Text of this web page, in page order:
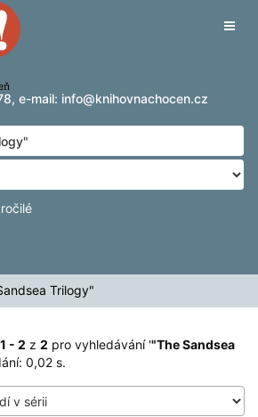
2z
, e-mail: info@knihovnachocen.cz
Trilogy"
1 - 2 z 2 pro vyhledávání '"The Sandsea
0,02 s.